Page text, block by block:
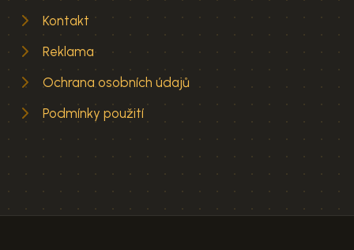
Kontakt
Reklama
Ochrana osobních údajů
Podmínky použití